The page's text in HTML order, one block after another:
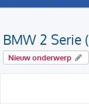
BMW 2 Serie
Nieuw onderwerp